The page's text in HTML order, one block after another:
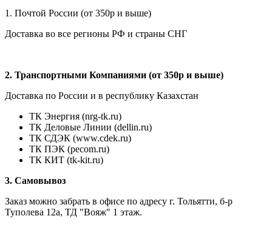
1. Почтой России (от 350р и выше)
Доставка во все регионы РФ и страны СНГ
2. Транспортными Компаниями (от 350р и выше)
Доставка по России и в республику Казахстан
ТК Энергия (nrg-tk.ru)
ТК Деловые Линии (dellin.ru)
ТК СДЭК (www.cdek.ru)
ТК ПЭК (pecom.ru)
ТК КИТ (tk-kit.ru)
3. Самовывоз
Заказ можно забрать в офисе по адресу г. Тольятти, б-р
Туполева 12а, ТД "Вояж" 1 этаж.